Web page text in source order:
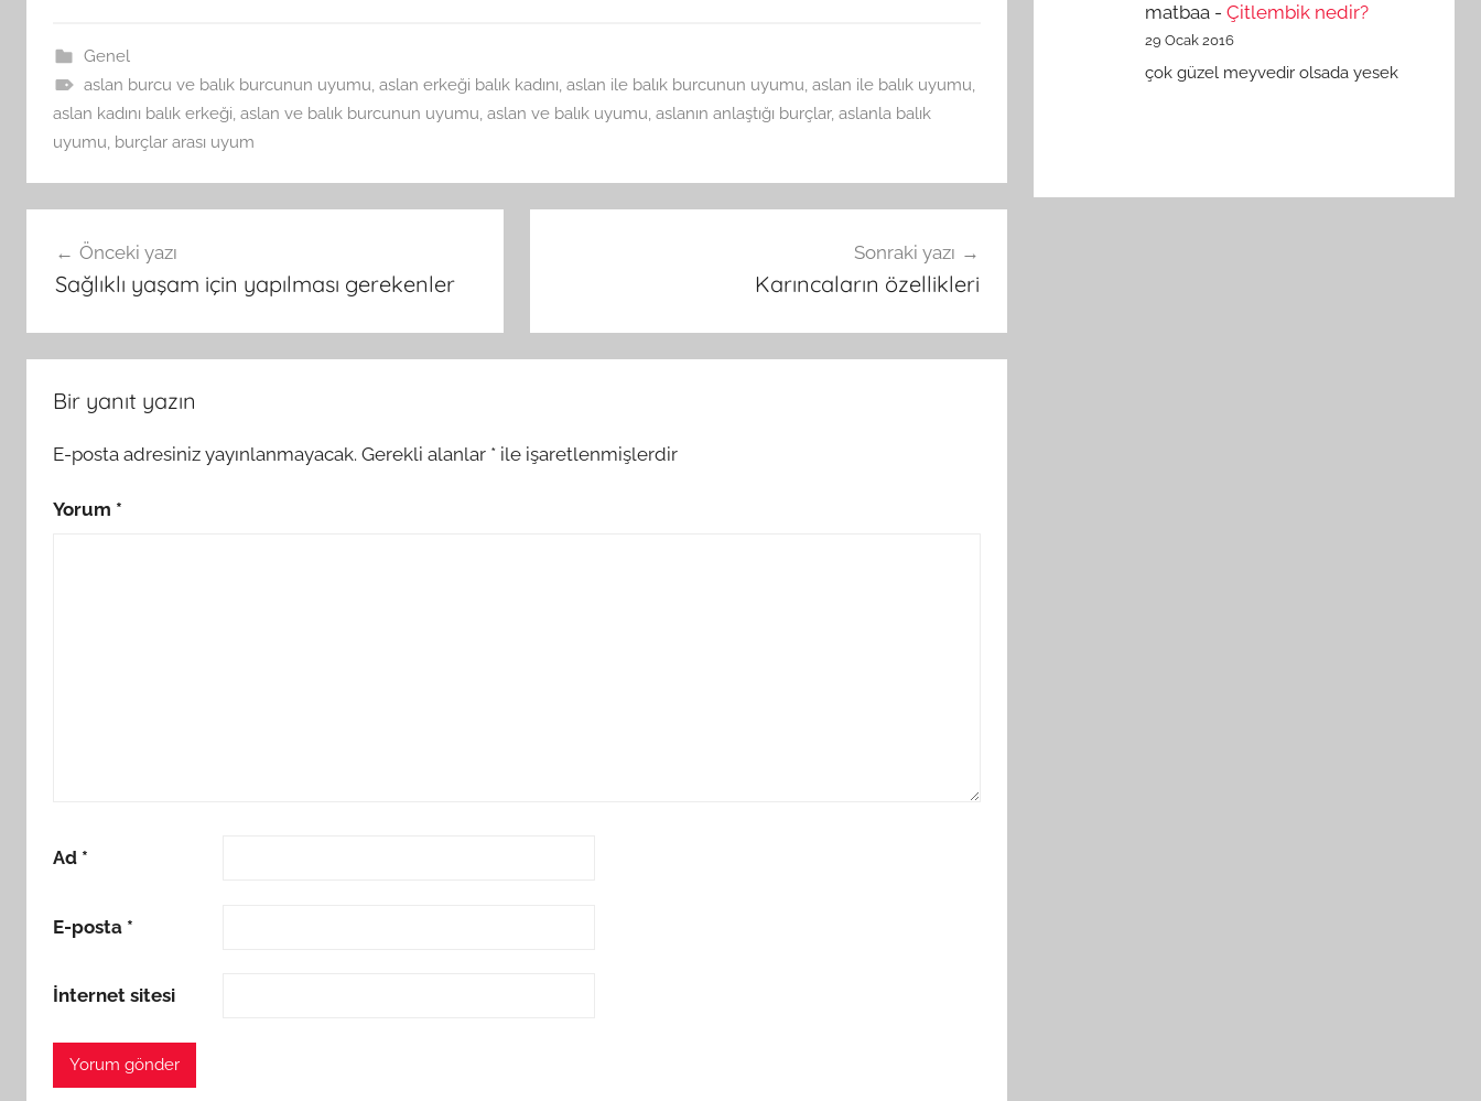
Genel
aslan burcu ve balık burcunun uyumu, aslan erkeği balık kadını, aslan ile balık burcunun uyumu, aslan ile balık uyumu,
aslan kadını balık erkeği, aslan ve balık burcunun uyumu, aslan ve balık uyumu, aslanın anlaştığı burçlar, aslanla balık
uyumu, burçlar arası uyum
gezinmesi
Önceki yazı
Sağlıklı yaşam için yapılması gerekenler
Sonraki yazı
Karıncaların özellikleri
Bir yanıt yazın
E-posta adresiniz yayınlanmayacak. Gerekli alanlar * ile işaretlenmişlerdir
Yorum *
Ad *
E-posta *
İnternet sitesi
matbaa- Çitlembik nedir?
29 Ocak 2016
çok güzel meyvedir olsada yesek